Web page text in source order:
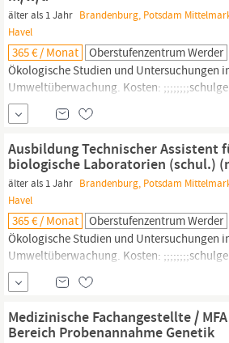
älter als 1 Jahr Brandenburg, Potsdam
Havel
365 € / Monat Oberstufenzentrum Werder
Ökologische Studien und Untersuchungen
Umweltüberwachung. Kosten:
durch Schüler-Bafög möglich Anfahrt: ;;;;;;;
Wohnort, auch 365,-€ Jahresfahrkarte für
Zellkultur, Meeresbiologie, KMK...
Ausbildung Technischer Assistent
biologische Laboratorien (schul.)
älter als 1 Jahr Brandenburg, Potsdam
Havel
365 € / Monat Oberstufenzentrum Werder
Ökologische Studien und Untersuchungen
Umweltüberwachung. Kosten:
durch Schüler-Bafög möglich Anfahrt: ;;;;;;;
Wohnort, auch 365,-€ Jahresfahrkarte für
Deutschlandticket möglich
Zellkultur, Meeresbiologie, KMK...
Medizinische Fachangestellte /
Bereich Probenannahme Genetik